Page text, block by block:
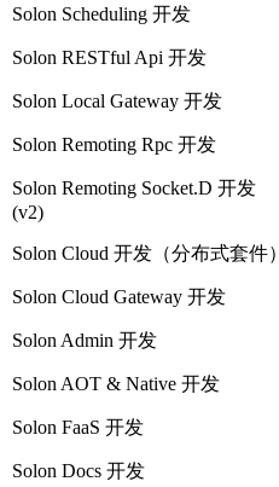
Solon Scheduling 开发
Solon RESTful Api 开发
Solon Local Gateway 开发
Solon Remoting Rpc 开发
Solon Remoting Socket.D 开发
(v2)
Solon Cloud 开发（分布式套件）
Solon Cloud Gateway 开发
Solon Admin 开发
Solon AOT & Native 开发
Solon FaaS 开发
Solon Docs 开发